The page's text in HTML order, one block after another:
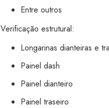
Entre outros
Verificação estrutural:
Longarinas dianteiras e
Painel dash
Painel dianteiro
Painel traseiro